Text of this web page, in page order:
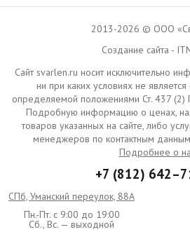
2013-2026 © ООО
Создание сайта -
Сайт svarlen.ru носит исключительно
ни при каких условиях не
определяемой положениями Ст. 437 (2)
Подробную информацию о ценах,
товаров указанных на сайте, либо
менеджеров по контактным
Подробнее о
+7 (812)
СПб, Уманский переулок, 88А
Пн.-Пт. с 9:00 до 19:00
Сб., Вс. — выходной